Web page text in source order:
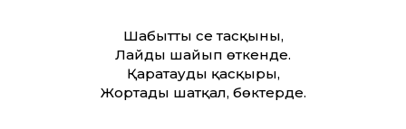
Шабыттың сең тасқыны,
Лайды шайып өткенде.
Қаратаудың қасқыры,
Жортады шатқал, бөктерде.